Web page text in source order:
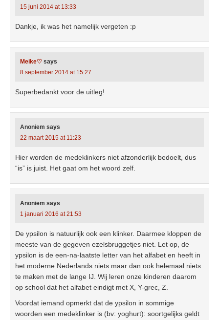
15 juni 2014 at 13:33
Dankje, ik was het namelijk vergeten :p
Meike♡ says
8 september 2014 at 15:27
Superbedankt voor de uitleg!
Anoniem says
22 maart 2015 at 11:23
Hier worden de medeklinkers niet afzonderlijk bedoelt, dus
“is” is juist. Het gaat om het woord zelf.
Anoniem says
1 januari 2016 at 21:53
De ypsilon is natuurlijk ook een klinker. Daarmee kloppen de
meeste van de gegeven ezelsbruggetjes niet. Let op, de
ypsilon is de een-na-laatste letter van het alfabet en heeft in
het moderne Nederlands niets maar dan ook helemaal niets
te maken met de lange IJ. Wij leren onze kinderen daarom
op school dat het alfabet eindigt met X, Y-grec, Z.
Voordat iemand opmerkt dat de ypsilon in sommige
woorden een medeklinker is (bv: yoghurt): soortgelijks geldt